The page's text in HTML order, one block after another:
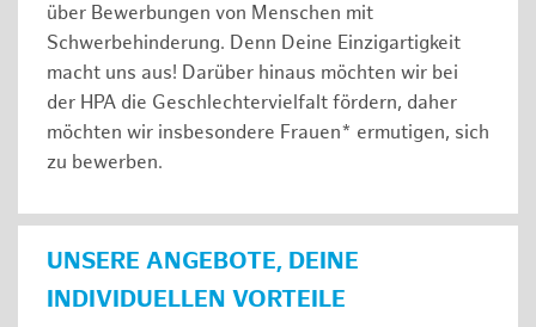
über Bewerbungen von Menschen mit
Schwerbehinderung. Denn Deine Einzigartigkeit
macht uns aus! Darüber hinaus möchten wir bei
der HPA die Geschlechtervielfalt fördern, daher
möchten wir insbesondere Frauen* ermutigen, sich
zu bewerben.
UNSERE ANGEBOTE, DEINE
INDIVIDUELLEN VORTEILE